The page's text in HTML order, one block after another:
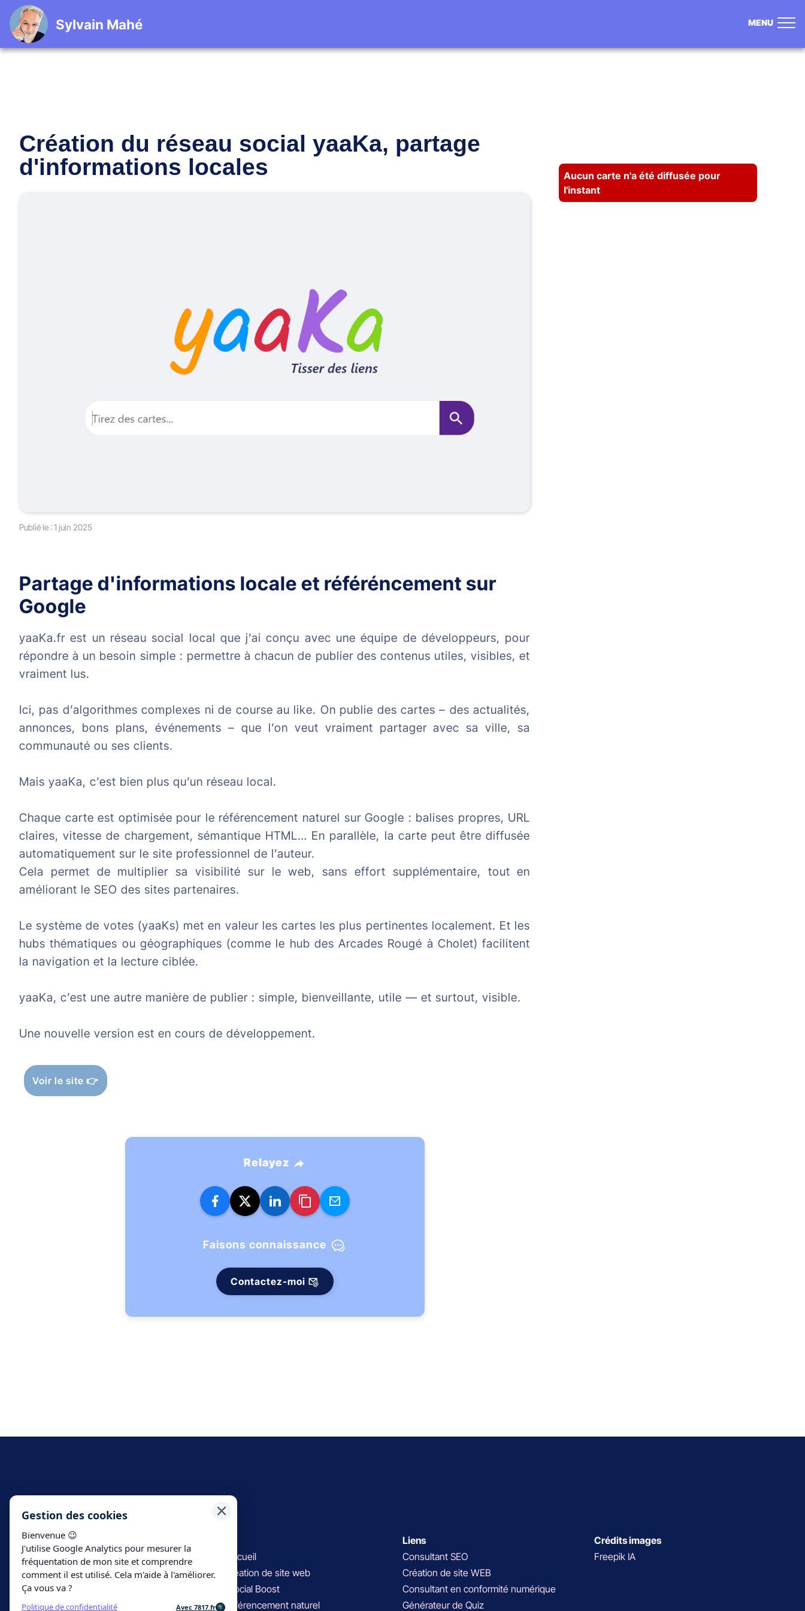
MENU
Sylvain Mahé
Création du réseau social yaaKa, partage
d'informations locales
Publié le :1 juin 2025
Partage d'informations locale et référéncement sur
Google
yaaKa.fr est un réseau social local que j’ai conçu avec une équipe de développeurs, pour
répondre à un besoin simple : permettre à chacun de publier des contenus utiles, visibles, et
vraiment lus.
Ici, pas d’algorithmes complexes ni de course au like. On publie des cartes – des actualités,
annonces, bons plans, événements – que l’on veut vraiment partager avec sa ville, sa
communauté ou ses clients.
Mais yaaKa, c’est bien plus qu’un réseau local.
Chaque carte est optimisée pour le référencement naturel sur Google : balises propres, URL
claires, vitesse de chargement, sémantique HTML… En parallèle, la carte peut être diffusée
automatiquement sur le site professionnel de l’auteur.
Cela permet de multiplier sa visibilité sur le web, sans effort supplémentaire, tout en
améliorant le SEO des sites partenaires.
Le système de votes (yaaKs) met en valeur les cartes les plus pertinentes localement. Et les
hubs thématiques ou géographiques (comme le hub des Arcades Rougé à Cholet) facilitent
la navigation et la lecture ciblée.
yaaKa, c’est une autre manière de publier : simple, bienveillante, utile — et surtout, visible.
Une nouvelle version est en cours de développement.
Voir le site 👉
Relayez
Faisons connaissance
Contactez-moi
Aucun carte n'a été diffusée pour
l'instant
Adresse
3 rue du Devau
49300 Cholet
Contact
Accueil
Création de site web
Social Boost
Référencement naturel
Liens
Consultant SEO
Création de site WEB
Consultant en conformité numérique
Générateur de Quiz
Crédits images
Freepik IA
Gestion des cookies
Bienvenue 😉
J'utilise Google Analytics pour mesurer la
fréquentation de mon site et comprendre
comment il est utilisé. Cela m'aide à l'améliorer.
Ça vous va ?
Politique de confidentialité Avec 7817.fr